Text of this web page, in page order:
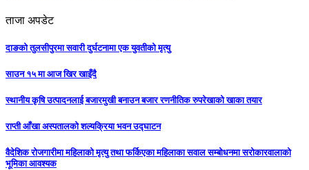
ताजा अपडेट
दाङको तुलसीपुरमा सवारी दुर्घटनामा एक युवतीको मृत्यु
साउन १५ मा आज खिर खाइँदै
स्थानीय कृषि उत्पादनलाई बजारमुखी बनाउन बजार रणनीतिक रुपरेखाको खाका तयार
राप्ती आँखा अस्पतालको शल्यक्रिया भवन उद्घाटन
वैदेशिक रोजगारीमा महिलाको मृत्यु तथा फर्किएका महिलाका सवाल सम्बोधनमा सरोकारवालाको
भूमिका आवश्यक